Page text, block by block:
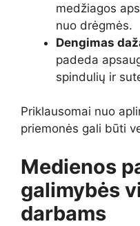
medžiagos
nuo drėgmės.
Dengimas
padeda
spindulių ir
Priklausomai nuo
priemonės gali būti
Medienos
galimybės
darbams